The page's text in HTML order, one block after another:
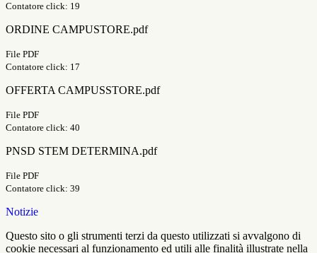
Contatore click: 19
ORDINE CAMPUSTORE.pdf
File PDF
Contatore click: 17
OFFERTA CAMPUSSTORE.pdf
File PDF
Contatore click: 40
PNSD STEM DETERMINA.pdf
File PDF
Contatore click: 39
Notizie
Questo sito o gli strumenti terzi da questo utilizzati si avvalgono di
cookie necessari al funzionamento ed utili alle finalità illustrate nella